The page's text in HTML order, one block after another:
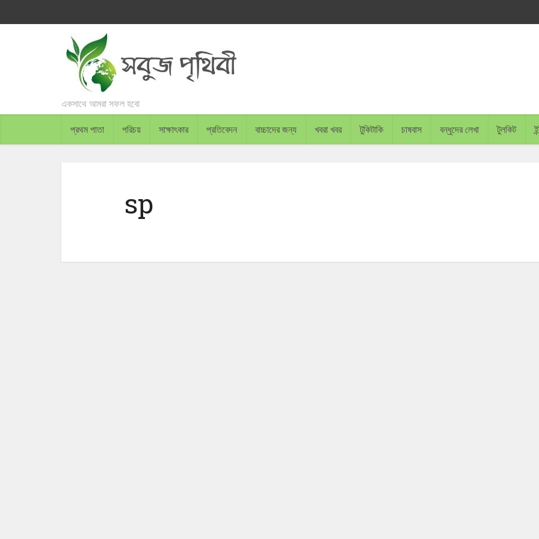
একসাথে আমরা সফল হবো
প্রথম পাতা পরিচয় সাক্ষাৎকার প্রতিবেদন বাচ্চাদের জন্য খবরা খবর টুকিটাকি চাষবাস বন্ধুদের লেখা টুলকিট
sp
BANGLADESH